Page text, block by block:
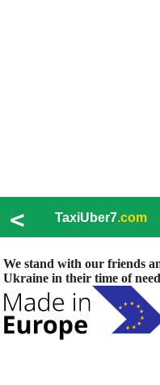
< TaxiUber7.com
We stand with our friends
Ukraine in their time of